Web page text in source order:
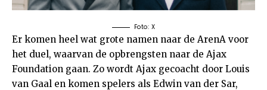
Foto: X
Er komen heel wat grote namen naar de ArenA voor
het duel, waarvan de opbrengsten naar de Ajax
Foundation gaan. Zo wordt Ajax gecoacht door Louis
van Gaal en komen spelers als Edwin van der Sar,